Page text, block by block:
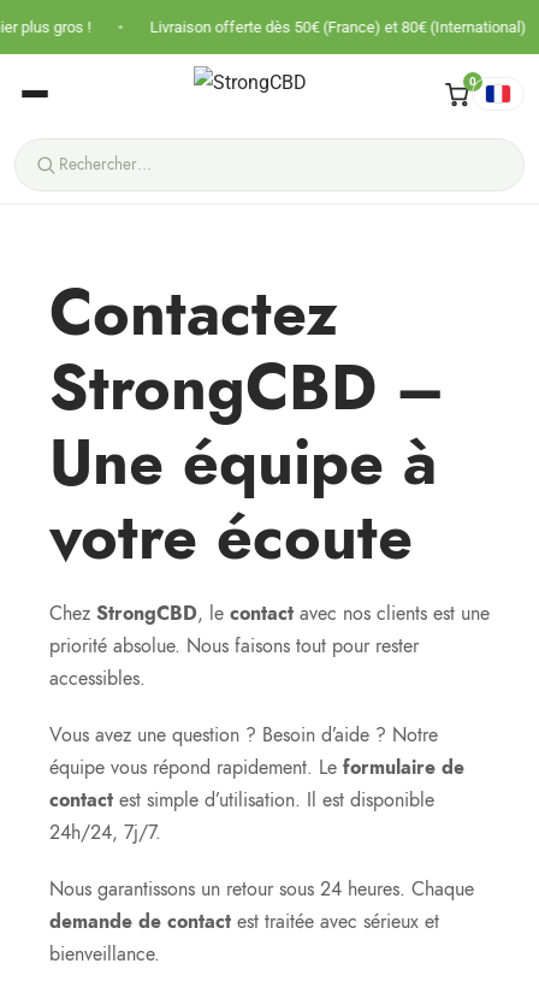
gros ! • Livraison offerte dès 50€ (France) et 80€ (International) •
0
Contactez
StrongCBD –
Une équipe à
votre écoute
Chez StrongCBD, le contact avec nos clients est une
priorité absolue. Nous faisons tout pour rester
accessibles.
Vous avez une question ? Besoin d’aide ? Notre
équipe vous répond rapidement. Le formulaire de
contact est simple d’utilisation. Il est disponible
24h/24, 7j/7.
Nous garantissons un retour sous 24 heures. Chaque
demande de contact est traitée avec sérieux et
bienveillance.